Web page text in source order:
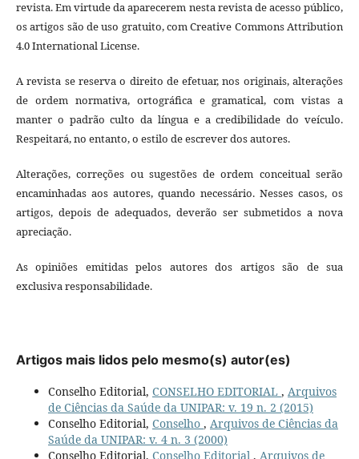
revista. Em virtude da aparecerem nesta revista de acesso público,
os artigos são de uso gratuito, com Creative Commons Attribution
4.0 International License.
A revista se reserva o direito de efetuar, nos originais, alterações
de ordem normativa, ortográfica e gramatical, com vistas a
manter o padrão culto da língua e a credibilidade do veículo.
Respeitará, no entanto, o estilo de escrever dos autores.
Alterações, correções ou sugestões de ordem conceitual serão
encaminhadas aos autores, quando necessário. Nesses casos, os
artigos, depois de adequados, deverão ser submetidos a nova
apreciação.
As opiniões emitidas pelos autores dos artigos são de sua
exclusiva responsabilidade.
Artigos mais lidos pelo mesmo(s) autor(es)
Conselho Editorial, CONSELHO EDITORIAL , Arquivos
de Ciências da Saúde da UNIPAR: v. 19 n. 2 (2015)
Conselho Editorial, Conselho , Arquivos de Ciências da
Saúde da UNIPAR: v. 4 n. 3 (2000)
Conselho Editorial, Conselho Editorial , Arquivos de